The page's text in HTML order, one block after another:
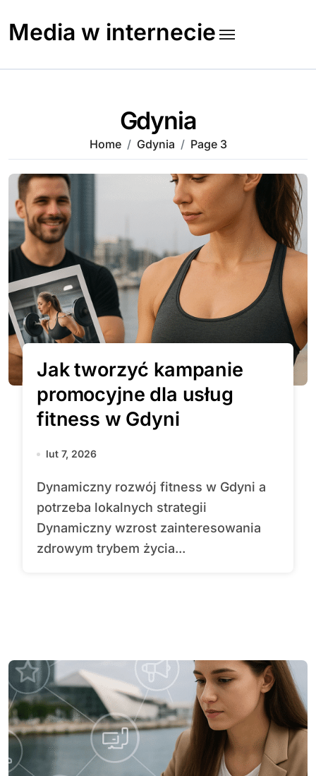
content
Media w internecie
Gdynia
Home Gdynia Page 3
Jak tworzyć kampanie
promocyjne dla usług
fitness w Gdyni
lut 7, 2026
Dynamiczny rozwój fitness w Gdyni a
potrzeba lokalnych strategii
Dynamiczny wzrost zainteresowania
zdrowym trybem życia...